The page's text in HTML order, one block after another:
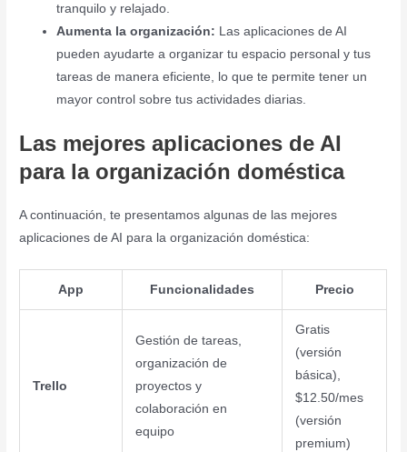
tranquilo y relajado.
Aumenta la organización: Las aplicaciones de AI
pueden ayudarte a organizar tu espacio personal y tus
tareas de manera eficiente, lo que te permite tener un
mayor control sobre tus actividades diarias.
Las mejores aplicaciones de AI
para la organización doméstica
A continuación, te presentamos algunas de las mejores
aplicaciones de AI para la organización doméstica:
App Funcionalidades Precio
Trello
Gestión de tareas,
organización de
proyectos y
colaboración en
equipo
Gratis
(versión
básica),
$12.50/mes
(versión
premium)